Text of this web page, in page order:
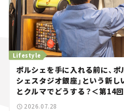
Lifestyle
ポルシェを手に入れる前に、ポ
シェスタジオ銀座」という新
とクルマでどうする？＜第14
2026.07.28